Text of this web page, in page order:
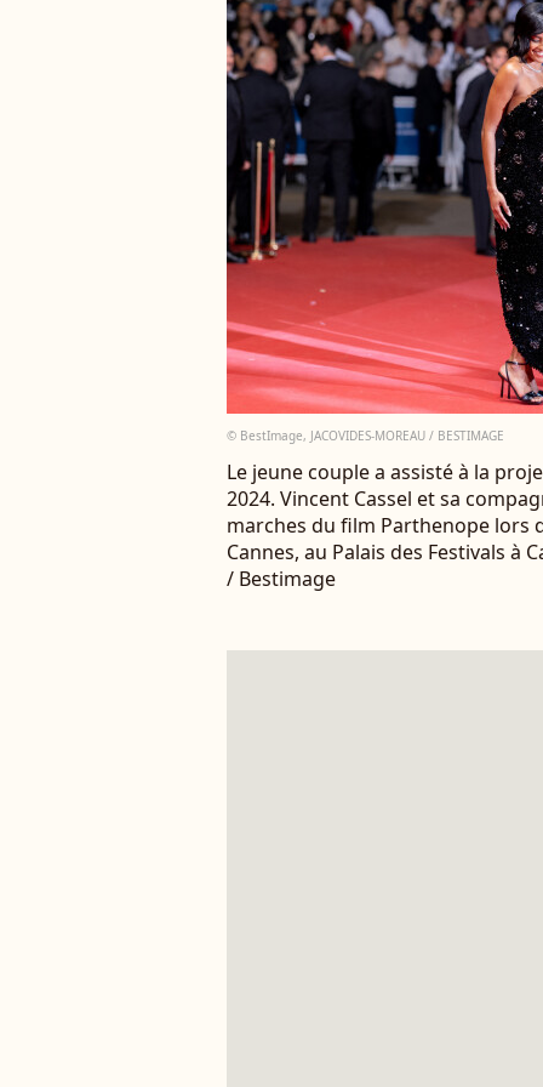
© BestImage, JACOVIDES-MOREAU / BESTIMAGE
Le jeune couple a assisté à la
2024. Vincent Cassel et sa
marches du film Parthenope lors
Cannes, au Palais des Festivals à
/ Bestimage